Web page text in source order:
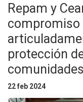
Repam y
compromiso
protección
comunidades
22 feb 2024